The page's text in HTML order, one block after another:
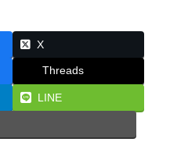
X
Threads
LINE